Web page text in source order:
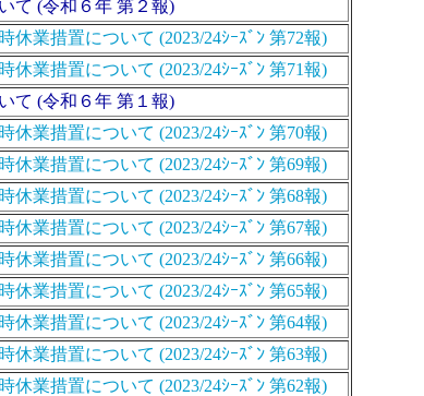
て (令和６年 第２報)
業措置について (2023/24ｼｰｽﾞﾝ 第72報)
業措置について (2023/24ｼｰｽﾞﾝ 第71報)
て (令和６年 第１報)
業措置について (2023/24ｼｰｽﾞﾝ 第70報)
業措置について (2023/24ｼｰｽﾞﾝ 第69報)
業措置について (2023/24ｼｰｽﾞﾝ 第68報)
業措置について (2023/24ｼｰｽﾞﾝ 第67報)
業措置について (2023/24ｼｰｽﾞﾝ 第66報)
業措置について (2023/24ｼｰｽﾞﾝ 第65報)
業措置について (2023/24ｼｰｽﾞﾝ 第64報)
業措置について (2023/24ｼｰｽﾞﾝ 第63報)
業措置について (2023/24ｼｰｽﾞﾝ 第62報)